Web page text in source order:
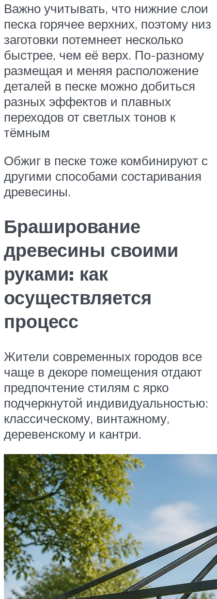
Важно учитывать, что нижние слои
песка горячее верхних, поэтому низ
заготовки потемнеет несколько
быстрее, чем её верх. По-разному
размещая и меняя расположение
деталей в песке можно добиться
разных эффектов и плавных
переходов от светлых тонов к
тёмным
Обжиг в песке тоже комбинируют с
другими способами состаривания
древесины.
Браширование
древесины своими
руками: как
осуществляется
процесс
Жители современных городов все
чаще в декоре помещения отдают
предпочтение стилям с ярко
подчеркнутой индивидуальностью:
классическому, винтажному,
деревенскому и кантри.